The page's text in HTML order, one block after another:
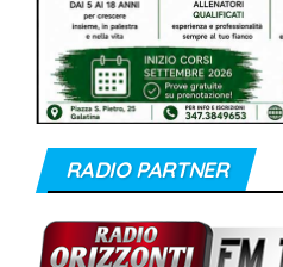
RADIO PARTNER